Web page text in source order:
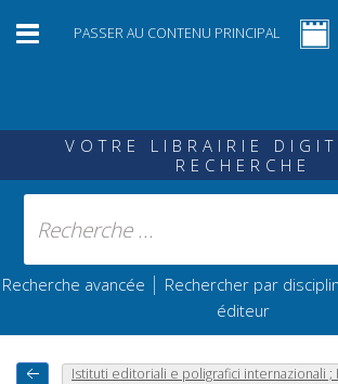
PASSER AU CONTENU PRINCIPAL
VOTRE LIBRAIRIE
RECHERCHE
Recherche avancée | Rechercher par
éditeur
Istituti editoriali e poligrafici internazionali ;